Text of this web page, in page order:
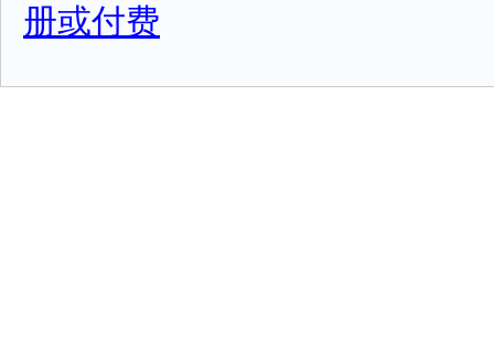
册或付费